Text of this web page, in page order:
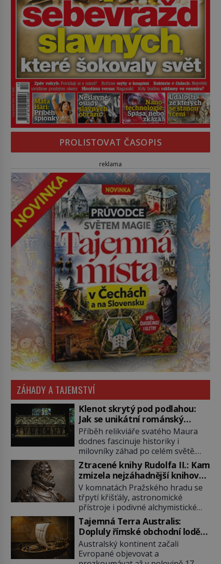
PROLISTOVAT ČASOPIS
reklama
ZÁHADY A TAJEMSTVÍ
Klenot skrytý pod podlahou:
Jak se unikátní románský
poklad dostal do zapadlého
Bečova?
Příběh relikviáře svatého Maura
dodnes fascinuje historiky i
milovníky záhad po celém světě.
Tato románská zlatnická památka
ze 13. století je po českých
korunovačních klenotech druhým
nejcennějším movitým majetkem v
České republice. Přestože byl
klenot v roce 1985 po dramatickém
pátrání kriminalistů úspěšně
nalezen, jeho minulost stále
obestírá hustá mlha. Otázky, jak
přesně se tato […]
Ztracené knihy Rudolfa II.: Kam
zmizela nejzáhadnější knihovna
Evropy?
V komnatách Pražského hradu se
třpytí křišťály, astronomické
přístroje i podivné alchymistické
rukopisy. Císař Rudolf II.
shromažďuje vše, co souvisí s
tajemstvím přírody, hvězd i
lidského poznání. Jenže po jeho
smrti se jeho slavné sbírky začínají
Tajemná Terra Australis:
Dopluly římské obchodní lodě
až do Austrálie?
Australský kontinent začali
Evropané objevovat a